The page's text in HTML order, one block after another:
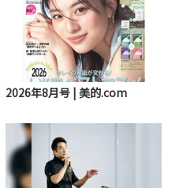
2026年8月号 | 美的.com